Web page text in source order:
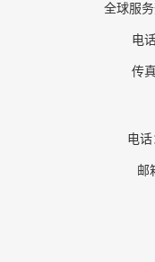
全球服务
电话
传真
电话
邮